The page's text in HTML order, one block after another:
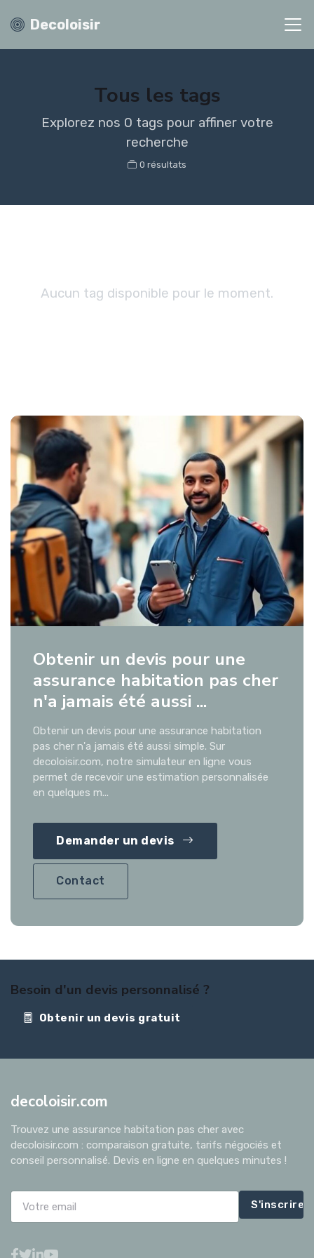
Decoloisir
Tous les tags
Explorez nos 0 tags pour affiner votre
recherche
0 résultats
Aucun tag disponible pour le moment.
Obtenir un devis pour une
assurance habitation pas cher
n'a jamais été aussi ...
Obtenir un devis pour une assurance habitation
pas cher n'a jamais été aussi simple. Sur
decoloisir.com, notre simulateur en ligne vous
permet de recevoir une estimation personnalisée
en quelques m...
Demander un devis
Contact
Besoin d'un devis personnalisé ?
Obtenir un devis gratuit
decoloisir.com
Trouvez une assurance habitation pas cher avec
decoloisir.com : comparaison gratuite, tarifs négociés et
conseil personnalisé. Devis en ligne en quelques minutes !
S'inscrire